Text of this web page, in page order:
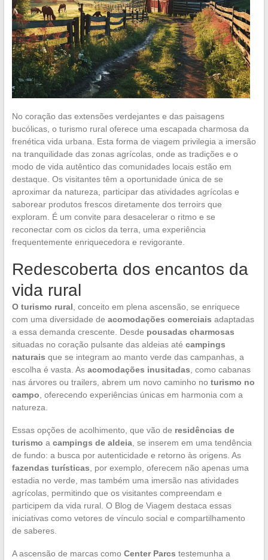
No coração das extensões verdejantes e das paisagens
bucólicas, o turismo rural oferece uma escapada charmosa da
frenética vida urbana. Esta forma de viagem privilegia a imersão
na tranquilidade das zonas agrícolas, onde as tradições e o
modo de vida autêntico das comunidades locais estão em
destaque. Os visitantes têm a oportunidade única de se
aproximar da natureza, participar das atividades agrícolas e
saborear produtos frescos diretamente dos terroirs que
exploram. É um convite para desacelerar o ritmo e se
reconectar com os ciclos da terra, uma experiência
frequentemente enriquecedora e revigorante.
Redescoberta dos encantos da
vida rural
O turismo rural , conceito em plena ascensão, se enriquece
com uma diversidade de acomodações comerciais adaptadas
a essa demanda crescente. Desde pousadas charmosas
situadas no coração pulsante das aldeias até campings
naturais que se integram ao manto verde das campanhas, a
escolha é vasta. As acomodações inusitadas , como cabanas
nas árvores ou trailers, abrem um novo caminho no turismo no
campo , oferecendo experiências únicas em harmonia com a
natureza.
Essas opções de acolhimento, que vão de residências de
turismo a campings de aldeia, se inserem em uma tendência
de fundo: a busca por autenticidade e retorno às origens. As
fazendas turísticas , por exemplo, oferecem não apenas uma
estadia no verde, mas também uma imersão nas atividades
agrícolas, permitindo que os visitantes compreendam e
participem da vida rural. O Blog de Viagem destaca essas
iniciativas como vetores de vínculo social e compartilhamento
de saberes.
A ascensão de marcas como Center Parcs testemunha a